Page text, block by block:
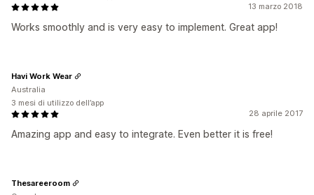
13 marzo 2018
Works smoothly and is very easy to implement. Great app!
28 aprile 2017
Amazing app and easy to integrate. Even better it is free!
Havi Work Wear
Australia
3 mesi di utilizzo dell’app
Thesareeroom